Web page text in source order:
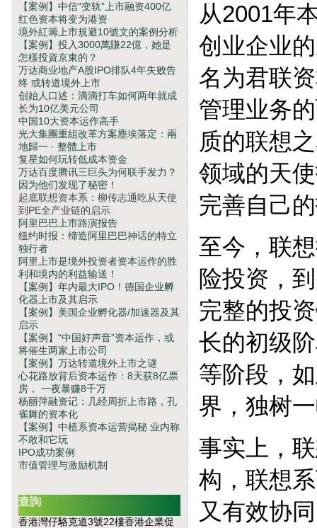
【案例】中信“变轨”上市融资400亿
红色资本将变为港资
境外紅籌上市規避10號文的案例分析
【案例】投入3000萬賺22億，她是
怎樣投資京東的？
万达商业地产A股IPO排队4年失败告
终 或转道境外上市
创始人口述：滴滴打车如何两年就成
长为10亿美元公司
中国10大资本运作高手
光大集團重組改革方案塵埃落定：兩
地歸一 · 整體上市
复星如何玩转低成本资金
万达百度腾讯三巨头为何联手发力？
因为他们发现了秘密！
起底联想资本系：柳传志通吃从天使
到PE全产业链的启示
阿里巴巴上市路演报告
纽约时报：缔造阿里巴巴神话的特立
独行者
阿里上市是境外投资者资本运作的胜
利和境内的利益输送！
【案例】年内最大IPO！德国企业孵
化器上市及其启示
【案例】美国企业孵化器/加速器及其
启示
【案例】“中国好声音”资本运作，或
将催生两家上市公司
【案例】万达转道境外上市之谜
心花路放背后资本运作：8天获8亿票
房， 一夜暴赚8千万
杨丽萍融资记：几经周折上市路，孔
雀舞的资本化
【案例】中植系资本运营揭秘 业内称
不敢和它玩
IPO成功案例
市值管理与激励机制
查詢
香港灣仔駱克道3號22樓香港企業促
从2001年
创业企业
名为君联
管理业务
质的联想
领域的天
完善自己
至今，联
险投资，
完整的投
长的初级
等阶段，
界，独树
事实上，
构，联想
又有效协